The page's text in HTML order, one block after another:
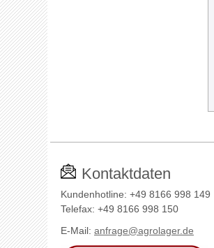
Kontaktdaten
Kundenhotline: +49 8166 998 149
Telefax: +49 8166 998 150
E-Mail: anfrage@agrolager.de